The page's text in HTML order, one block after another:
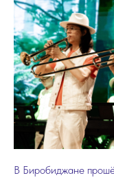
В Биробиджане